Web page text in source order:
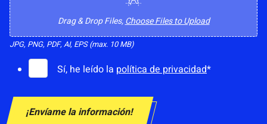
u
b
i
g
Drag & Drop Files,Choose Files to Upload
JPG, PNG, PDF, AI, EPS (max. 10 MB)
n
s
Sí, he leído la política de privacidad*
¡Envíame la información!